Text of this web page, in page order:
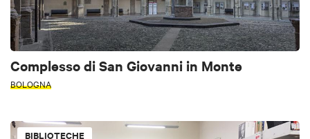
Complesso di San Giovanni in Monte
BOLOGNA
BIBLIOTECHE